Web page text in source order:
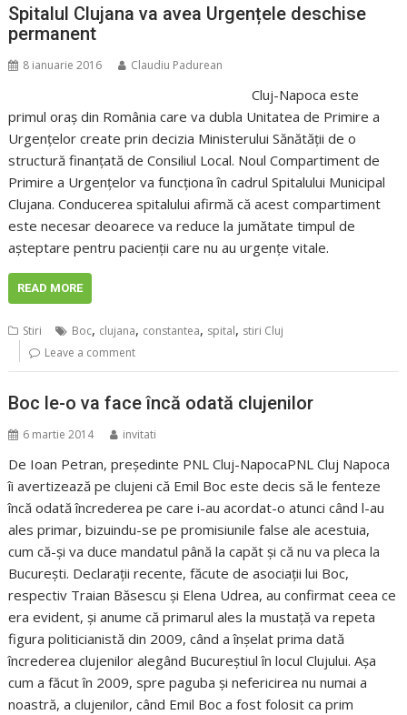
Spitalul Clujana va avea Urgențele deschise
permanent
8 ianuarie 2016 Claudiu Padurean
Cluj-Napoca este
primul oraș din România care va dubla Unitatea de Primire a
Urgențelor create prin decizia Ministerului Sănătății de o
structură finanțată de Consiliul Local. Noul Compartiment de
Primire a Urgențelor va funcționa în cadrul Spitalului Municipal
Clujana. Conducerea spitalului afirmă că acest compartiment
este necesar deoarece va reduce la jumătate timpul de
așteptare pentru pacienții care nu au urgențe vitale.
READ MORE
Stiri Boc, clujana, constantea, spital, stiri Cluj
Leave a comment
Boc le-o va face încă odată clujenilor
6 martie 2014 invitati
De Ioan Petran, președinte PNL Cluj-NapocaPNL Cluj Napoca
îi avertizează pe clujeni că Emil Boc este decis să le fenteze
încă odată încrederea pe care i-au acordat-o atunci când l-au
ales primar, bizuindu-se pe promisiunile false ale acestuia,
cum că-şi va duce mandatul până la capăt şi că nu va pleca la
Bucureşti. Declaraţii recente, făcute de asociaţii lui Boc,
respectiv Traian Băsescu şi Elena Udrea, au confirmat ceea ce
era evident, şi anume că primarul ales la mustaţă va repeta
figura politicianistă din 2009, când a înşelat prima dată
încrederea clujenilor alegând Bucureştiul în locul Clujului. Aşa
cum a făcut în 2009, spre paguba şi nefericirea nu numai a
noastră, a clujenilor, când Emil Boc a fost folosit ca prim